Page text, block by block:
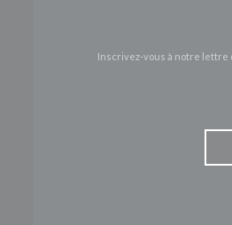
Inscrivez-vous à notre